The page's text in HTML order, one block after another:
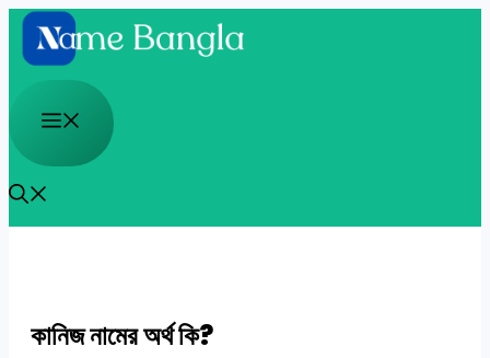
Skip
to
content
Menu
কানিজ নামের অর্থ কি?